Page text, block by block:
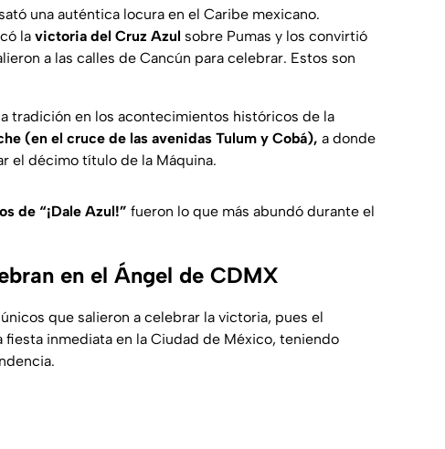
una auténtica locura en el Caribe mexicano.
la victoria del Cruz Azul sobre Pumas y los convirtió
a las calles de Cancún para celebrar. Estos son
tradición en los acontecimientos históricos de la
(en el cruce de las avenidas Tulum y Cobá), a donde
el décimo título de la Máquina.
de “¡Dale Azul!” fueron lo que más abundó durante el
en el Ángel de CDMX
que salieron a celebrar la victoria, pues el
inmediata en la Ciudad de México, teniendo